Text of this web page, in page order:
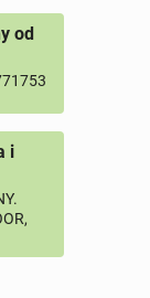
od
i